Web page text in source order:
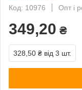
Код: 10976
Опт і
349,20 ₴
328,50 ₴ від 3 шт.